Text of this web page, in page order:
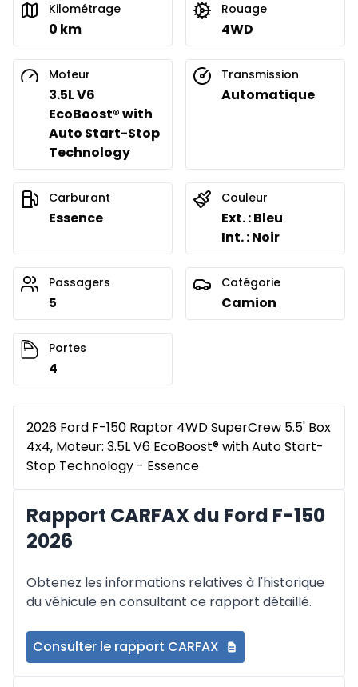
Kilométrage
0 km
Rouage
4WD
Moteur
3.5L V6
EcoBoost® with
Auto Start-Stop
Technology
Transmission
Automatique
Carburant
Essence
Couleur
Ext. : Bleu
Int. : Noir
Passagers
5
Catégorie
Camion
Portes
4
2026 Ford F-150 Raptor 4WD SuperCrew 5.5' Box
4x4, Moteur: 3.5L V6 EcoBoost® with Auto Start-
Stop Technology - Essence
Rapport CARFAX du Ford F-150
2026
Obtenez les informations relatives à l'historique
du véhicule en consultant ce rapport détaillé.
Consulter le rapport CARFAX